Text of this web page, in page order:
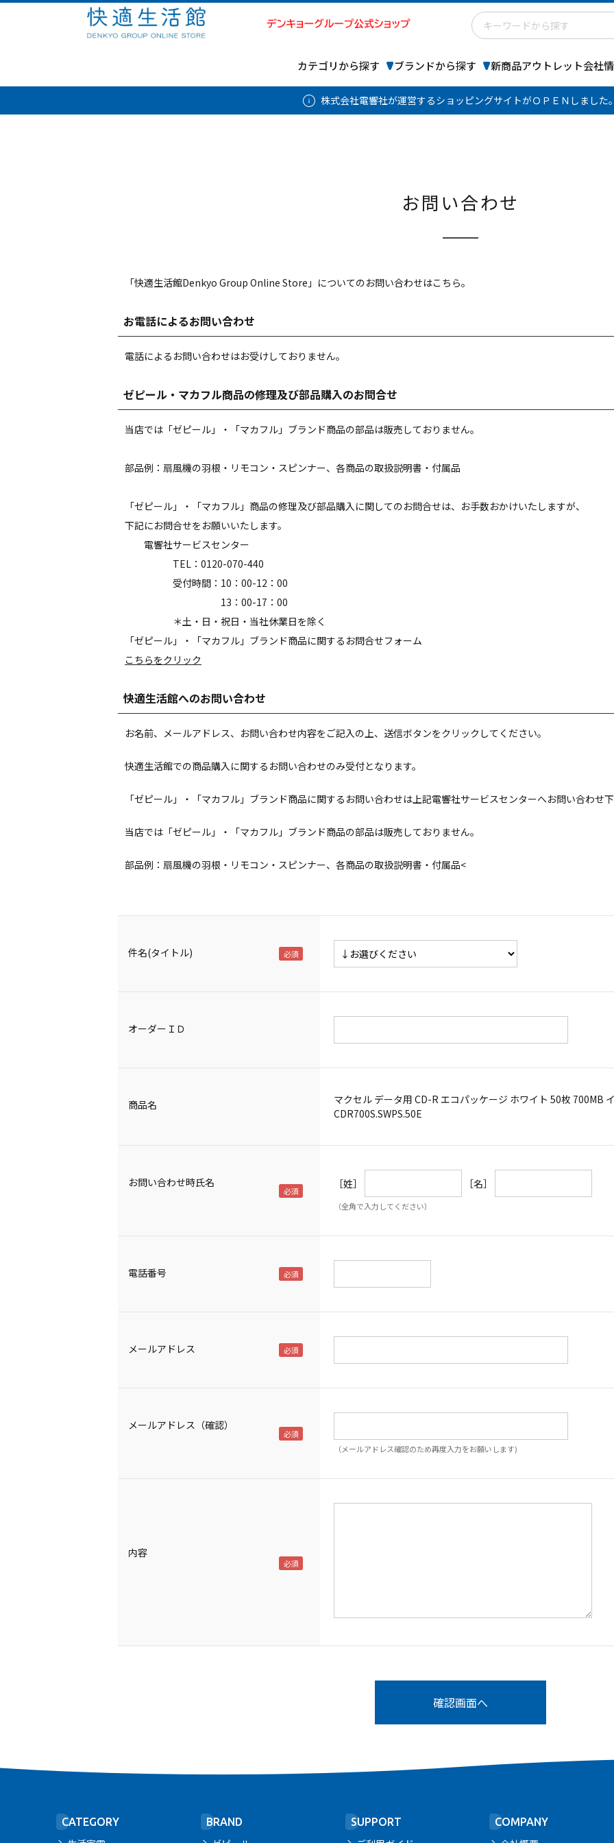
カテゴリから探す ブランドから探す 新商品アウトレット会社
株式会社電響社が運営するショッピングサイトがＯＰＥＮしました
お問い合わせ
「快適生活館Denkyo Group Online Store」についてのお問い合わせはこちら。
お電話によるお問い合わせ
電話によるお問い合わせはお受けしておりません。
ゼピール・マカフル商品の修理及び部品購入のお問合せ
当店では「ゼピール」・「マカフル」ブランド商品の部品は販売しておりません。
部品例：扇風機の羽根・リモコン・スピンナー、各商品の取扱説明書・付属品
「ゼピール」・「マカフル」商品の修理及び部品購入に関してのお問合せは、お手数おかけいたしますが、
下記にお問合せをお願いいたします。
電響社サービスセンター
TEL：0120-070-440
受付時間：10：00-12：00
13：00-17：00
＊土・日・祝日・当社休業日を除く
「ゼピール」・「マカフル」ブランド商品に関するお問合せフォーム
こちらをクリック
快適生活館へのお問い合わせ
お名前、メールアドレス、お問い合わせ内容をご記入の上、送信ボタンをクリックしてください。
快適生活館での商品購入に関するお問い合わせのみ受付となります。
「ゼピール」・「マカフル」ブランド商品に関するお問い合わせは上記電響社サービスセンターへお問い合わせ
当店では「ゼピール」・「マカフル」ブランド商品の部品は販売しておりません。
部品例：扇風機の羽根・リモコン・スピンナー、各商品の取扱説明書・付属品<
件名(タイトル)
オーダーＩＤ
商品名
マクセル データ用 CD-R エコパッケージ ホワイト 50枚 700MB
CDR700S.SWPS.50E
お問い合わせ時氏名 ［姓］ ［名］
（全角で入力してください）
電話番号
メールアドレス
メールアドレス（確認）
（メールアドレス確認のため再度入力をお願いします)
内容
CATEGORY BRAND SUPPORT COMPANY